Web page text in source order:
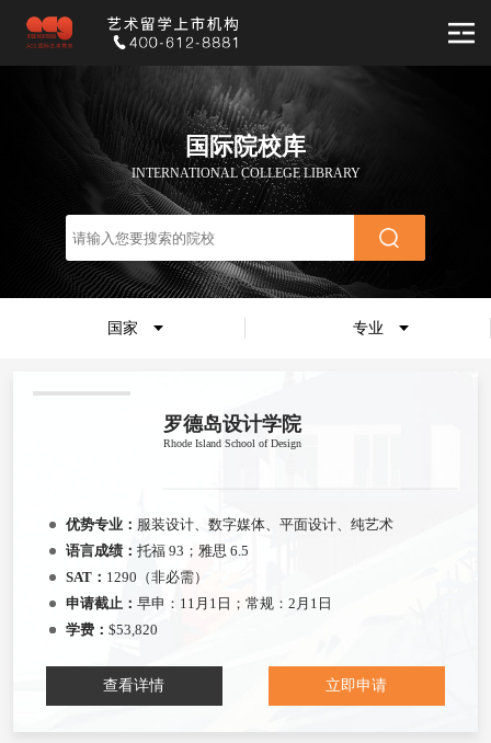
国际院校库
INTERNATIONAL COLLEGE LIBRARY
国家 专业
罗德岛设计学院
Rhode Island School of Design
优势专业： 服装设计、数字媒体、平面设计、纯艺术
语言成绩： 托福 93；雅思 6.5
SAT： 1290（非必需）
申请截止： 早申：11月1日；常规：2月1日
学费： $53,820
查看详情 立即申请